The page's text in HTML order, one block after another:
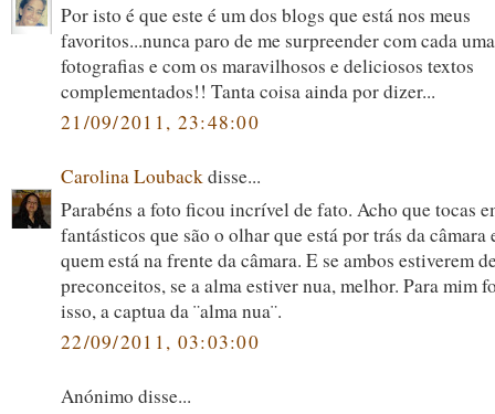
Por isto é que este é um dos blogs que está nos meus
favoritos...nunca paro de me surpreender com cada
fotografias e com os maravilhosos e deliciosos textos
complementados!! Tanta coisa ainda por dizer...
21/09/2011, 23:48:00
Carolina Loubackdisse...
Parabéns a foto ficou incrível de fato. Acho que tocas
fantásticos que são o olhar que está por trás da câmara
quem está na frente da câmara. E se ambos estiverem
preconceitos, se a alma estiver nua, melhor. Para mim
isso, a captua da ¨alma nua¨.
22/09/2011, 03:03:00
Anónimo disse...